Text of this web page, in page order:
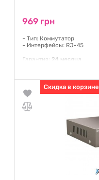
969 грн
- Тип: Коммутатор
- Интерфейсы: RJ-45
Гарантия: 24 месяца
Скидка в корзине